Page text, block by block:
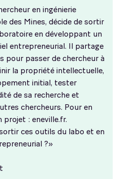
en ingénierie
des Mines, décide de sortir
en développant un
entrepreneurial. Il partage
pour passer de chercheur à
la propriété intellectuelle,
initial, tester
de sa recherche et
chercheurs. Pour en
projet : eneville.fr.
ces outils du labo et en
?»